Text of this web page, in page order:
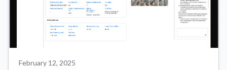
February 12, 2025